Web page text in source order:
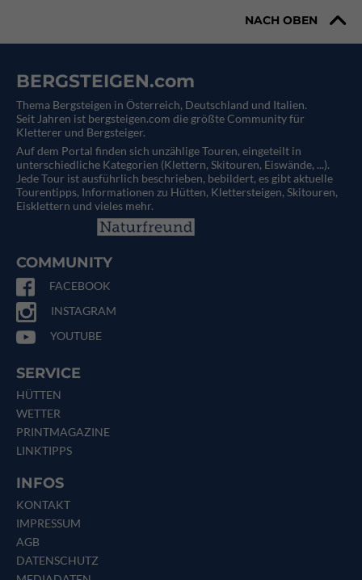
NACH OBEN
BERGSTEIGEN.com
Thema Bergsteigen in Österreich, Deutschland und Italien.
Seit Jahren ist bergsteigen.com die größte Community für
Kletterer und Bergsteiger.
Auf dem Portal finden sich unzählige Touren, eingeteilt in
unterschiedliche Kategorien (Klettern, Skitouren, Eiswände, ...).
Jede Tour ist ausführlich beschrieben, bebildert, es gibt aktuelle
Tourentipps, Informationen zu Hütten, Klettersteigen, Skitouren,
Eisklettern und vieles mehr.
COMMUNITY
FACEBOOK
INSTAGRAM
YOUTUBE
SERVICE
HÜTTEN
WETTER
PRINTMAGAZINE
LINKTIPPS
INFOS
KONTAKT
IMPRESSUM
AGB
DATENSCHUTZ